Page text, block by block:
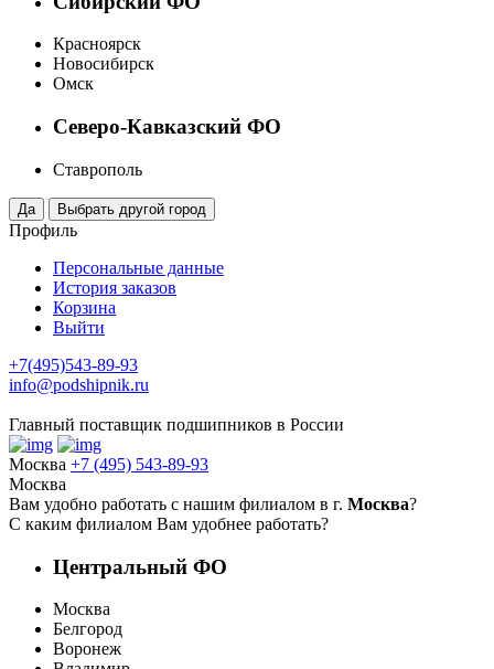
Красноярск
Новосибирск
Омск
Северо-Кавказский ФО
Ставрополь
Профиль
Персональные данные
История заказов
Корзина
Выйти
+7(495)543-89-93
info@podshipnik.ru
Главный поставщик подшипников в России
Москва +7 (495) 543-89-93
Москва
Вам удобно работать с нашим филиалом в г. Москва?
С каким филиалом Вам удобнее работать?
Центральный ФО
Москва
Белгород
Воронеж